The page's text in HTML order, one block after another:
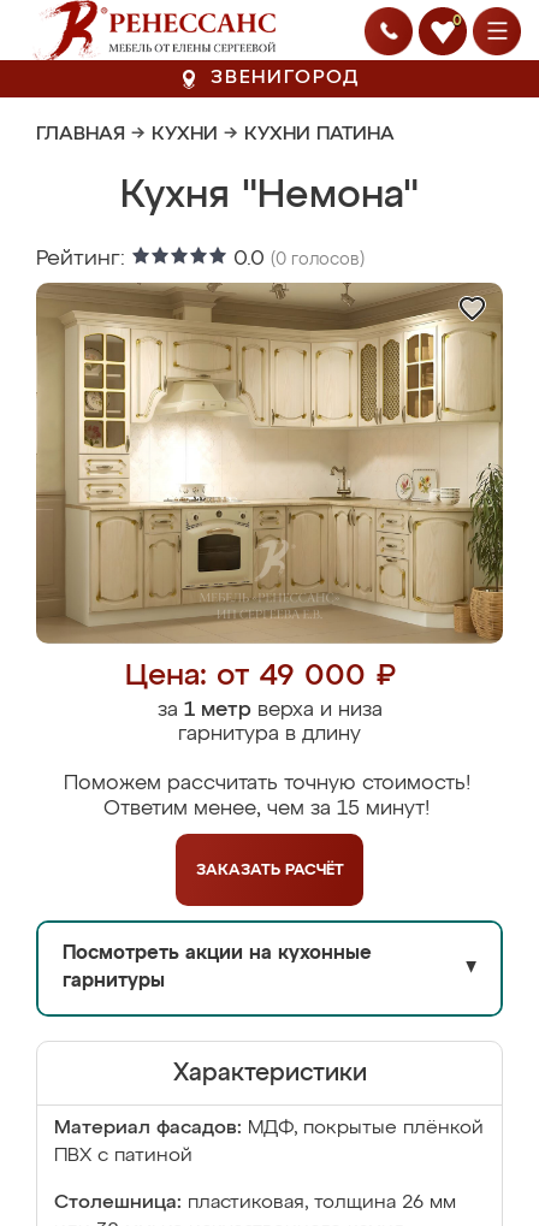
0
ЗВЕНИГОРОД
ГЛАВНАЯ → КУХНИ → КУХНИ ПАТИНА
Кухня "Немона"
Рейтинг: 0.0 (0 голосов)
Цена: от 49 000 ₽
за 1 метрверха и низа
гарнитура в длину
Поможем рассчитать точную стоимость!
Ответим менее, чем за 15 минут!
ЗАКАЗАТЬ РАСЧЁТ
Посмотреть акции на кухонные
гарнитуры
▼
Характеристики
Материал фасадов: МДФ, покрытые плёнкой
ПВХ с патиной
Столешница: пластиковая, толщина 26 мм